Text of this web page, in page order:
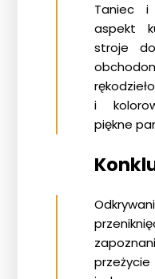
Taniec i
aspekt
stroje
i
piękne